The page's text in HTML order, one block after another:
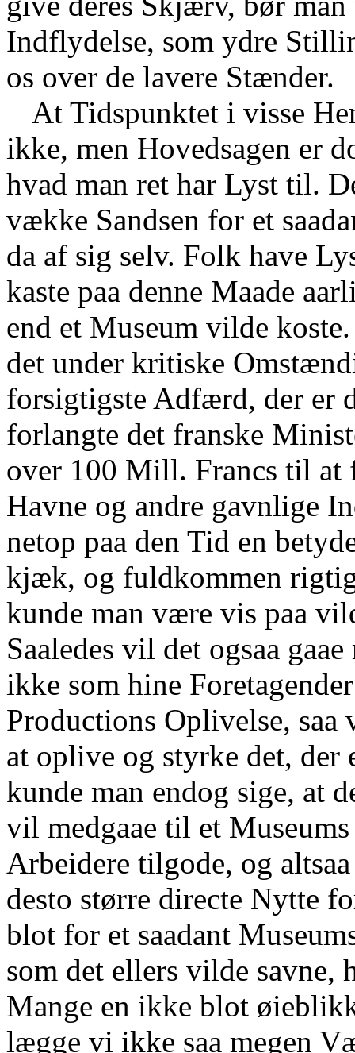
Indflydelse, som ydre
os over de lavere Stænder.
At Tidspunktet i visse
ikke, men Hovedsagen er
hvad man ret har Lyst til.
vække Sandsen for et
da af sig selv. Folk have
kaste paa denne Maade
end et Museum vilde
det under kritiske
forsigtigste Adfærd, der er
forlangte det franske
over 100 Mill. Francs til at
Havne og andre gavnlige
netop paa den Tid en
kjæk, og fuldkommen
kunde man være vis paa
Saaledes vil det ogsaa
ikke som hine
Productions Oplivelse,
at oplive og styrke det,
kunde man endog sige, at
vil medgaae til et
Arbeidere tilgode, og
desto større directe Nytte
blot for et saadant
som det ellers vilde savne,
Mange en ikke blot
lægge vi ikke saa megen